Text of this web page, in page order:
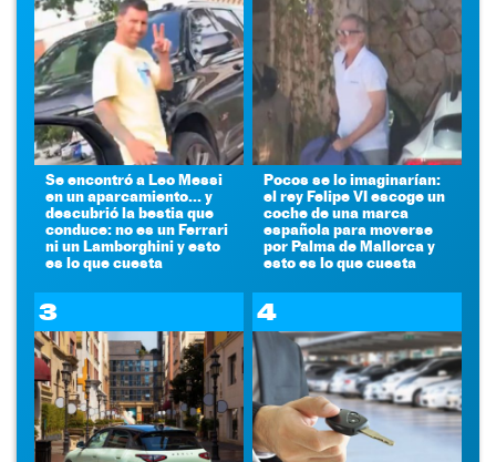
Se encontró a Leo Messi
en un aparcamiento... y
descubrió la bestia que
conduce: no es un Ferrari
ni un Lamborghini y esto
es lo que cuesta
Pocos se lo imaginarían:
el rey Felipe VI escoge un
coche de una marca
española para moverse
por Palma de Mallorca y
esto es lo que cuesta
3 4